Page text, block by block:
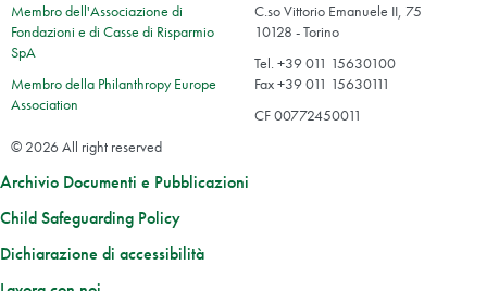
Membro dell'Associazione di
Fondazioni e di Casse di Risparmio
SpA
Membro della Philanthropy Europe
Association
C.so Vittorio Emanuele II, 75
10128 - Torino
Tel. +39 011 15630100
Fax +39 011 15630111
CF 00772450011
© 2026 All right reserved
Archivio Documenti e Pubblicazioni
Child Safeguarding Policy
Dichiarazione di accessibilità